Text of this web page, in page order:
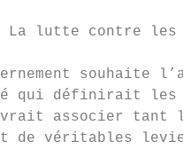
La lutte contre
souhaite
qui définirait les
associer tant
de véritables